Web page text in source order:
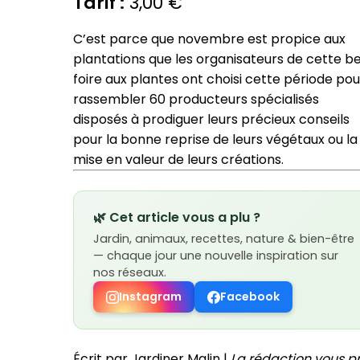
C’est parce que novembre est propice aux
plantations que les organisateurs de cette
foire aux plantes ont choisi cette période
rassembler 60 producteurs spécialisés
disposés à prodiguer leurs précieux conseils
pour la bonne reprise de leurs végétaux ou la
mise en valeur de leurs créations.
🌿 Cet article vous a plu ?
Jardin, animaux, recettes, nature & bien-être
— chaque jour une nouvelle inspiration sur
nos réseaux.
Instagram
Facebook